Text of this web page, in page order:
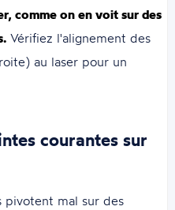
comme on en voit sur des
Vérifiez l'alignement des
au laser pour un
courantes sur
pivotent mal sur des